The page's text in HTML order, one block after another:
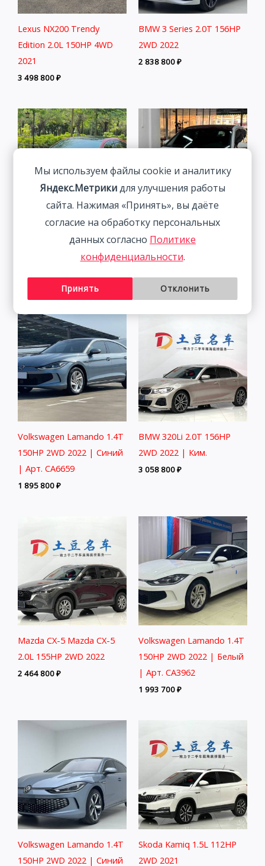
Lexus NX200 Trendy
Edition 2.0L 150HP 4WD
2021
3 498 800₽
BMW 3 Series 2.0T 156HP
2WD 2022
2 838 800₽
Volkswagen Lamando 1.4T
150HP 2WD 2023 |
2 115 800
Audi A3 1.4T 150HP 2WD
2022 | Белый | Арт.
CA4282
Volkswagen Lamando 1.4T
150HP 2WD 2022 | Синий
| Арт. CA6659
1 895 800₽
BMW 320Li 2.0T 156HP
2WD 2022 | Ким.
3 058 800₽
Mazda CX-5 Mazda CX-5
2.0L 155HP 2WD 2022
2 464 800₽
Volkswagen Lamando 1.4T
150HP 2WD 2022 | Белый
| Арт. CA3962
1 993 700₽
Volkswagen Lamando 1.4T
150HP 2WD 2022 | Синий
Skoda Kamiq 1.5L 112HP
2WD 2021
Мы используем файлы cookie и аналитику
Яндекс.Метрикидля улучшения работы
сайта. Нажимая «Принять», вы даёте
согласие на обработку персональных
данных согласно Политике
конфиденциальности.
Принять Отклонить